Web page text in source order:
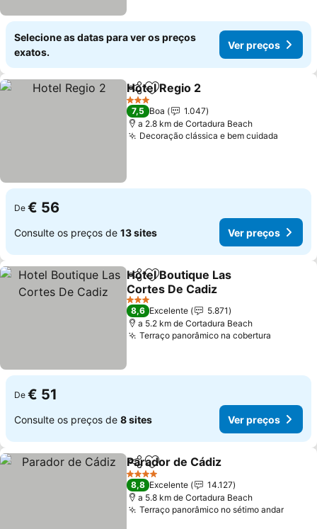
Selecione as datas para ver os preços
exatos.
Ver preços
PartilharAdicionar aos favoritos
Hotel Regio 2
3 Estrelas
7,5 Boa
1.047
a 2.8 km de Cortadura Beach
Decoração clássica e bem cuidada
De € 56
Consulte os preços de 13 sites Ver preços
PartilharAdicionar aos favoritos
Hotel Boutique Las
Cortes De Cadiz
3 Estrelas
8,6 Excelente
5.871
a 5.2 km de Cortadura Beach
Terraço panorâmico na cobertura
De € 51
Consulte os preços de 8 sites Ver preços
PartilharAdicionar aos favoritos
Parador de Cádiz
4 Estrelas
8,8 Excelente
14.127
a 5.8 km de Cortadura Beach
Terraço panorâmico no sétimo andar